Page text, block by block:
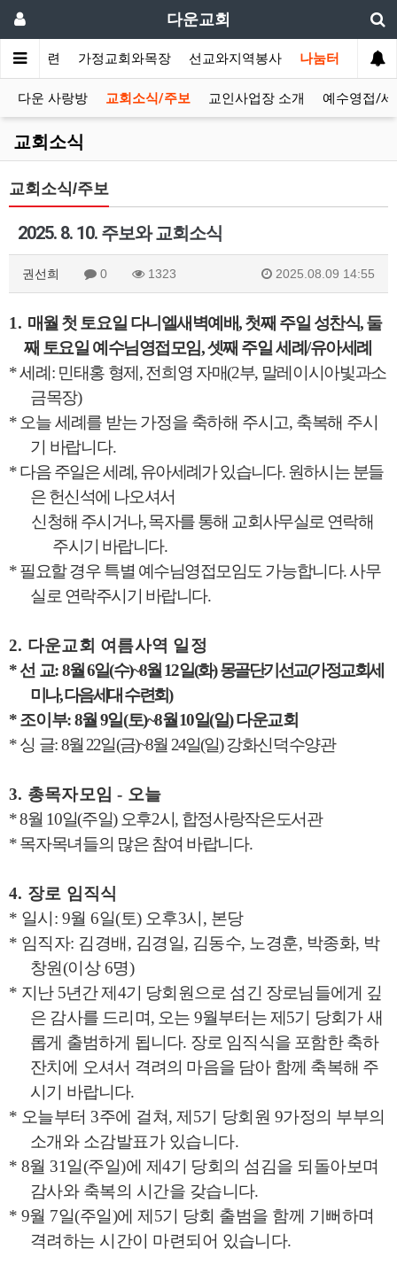
다운교회
씀과훈련 가정교회와목장 선교와지역봉사 나눔터
다운 사랑방 교회소식/주보 교인사업장 소개 예수영접/
교회소식
교회소식/주보
2025. 8. 10. 주보와 교회소식
권선희 0 1323 2025.08.09 14:55
1. 매월 첫 토요일 다니엘새벽예배,첫째 주일 성찬식,둘
째 토요일 예수님영접모임,셋째 주일 세례/유아세례
*세례 : 민태홍 형제 ,전희영 자매(2부, 말레이시아빛과소
금목장)
* 오늘 세례를 받는 가정을 축하해 주시고, 축복해 주시
기 바랍니다.
*다음 주일은 세례 ,유아세례가 있습니다.원하시는 분들
은 헌신석에 나오셔서
신청해 주시거나,목자를 통해 교회사무실로 연락해
주시기 바랍니다.
*필요할 경우 특별 예수님영접모임도 가능합니다.사무
실로 연락주시기 바랍니다.
2. 다운교회 여름사역 일정
*선 교:8월6일(수)~8월12일(화) 몽골단기선교(가정교회세
미나,다음세대 수련회)
*조이부: 8월9일(토)~8월10일(일)다운교회
*싱 글:8월 22일(금)~8월 24일(일) 강화신덕수양관
3. 총목자모임- 오늘
* 8월 10일(주일) 오후2시 , 합정사랑작은도서관
*목자목녀들의 많은 참여 바랍니다.
4. 장로 임직식
* 일시 : 9월6일(토) 오후3시 , 본당
* 임직자: 김경배 , 김경일, 김동수, 노경훈, 박종화, 박
창원(이상6명)
* 지난 5년간 제 4기 당회원으로 섬긴 장로님들에게 깊
은 감사를 드리며, 오는 9월부터는 제 5기 당회가 새
롭게 출범하게 됩니다. 장로 임직식을 포함한 축하
잔치에 오셔서 격려의 마음을 담아 함께 축복해 주
시기 바랍니다.
* 오늘부터 3주에 걸쳐,제 5기 당회원 9가정의 부부의
소개와 소감발표가 있습니다.
* 8월 31일(주일)에 제4기 당회의 섬김을 되돌아보며
감사와 축복의 시간을 갖습니다.
* 9월 7일(주일)에 제 5기 당회 출범을 함께 기뻐하며
격려하는 시간이 마련되어 있습니다.